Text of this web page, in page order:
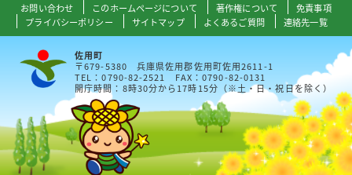
お問い合わせ このホームページについて 著作権について
免責事項
プライバシーポリシー
サイトマップ よくあるご質問 連絡先一覧
佐用町
〒679-5380 兵庫県佐用郡佐用町佐用2611-1
TEL：0790-82-2521 FAX：0790-82-0131
開庁時間：8時30分から17時15分（※土・日・祝日を除く）